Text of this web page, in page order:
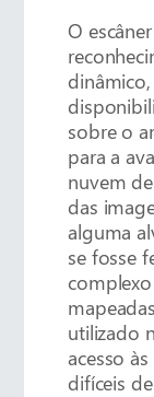
O
sobre o
para a
nuvem
das
alguma
se fosse
utilizado
acesso
difíceis